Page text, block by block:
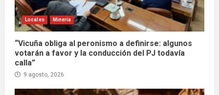
Locales Minería
“Vicuña obliga al peronismo a definirse: algunos
votarán a favor y la conducción del PJ todavía
calla”
9 agosto, 2026